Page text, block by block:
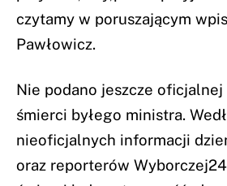
czytamy w poruszającym
Pawłowicz.
Nie podano jeszcze oficjalnej
śmierci byłego ministra.
nieoficjalnych informacji
oraz reporterów